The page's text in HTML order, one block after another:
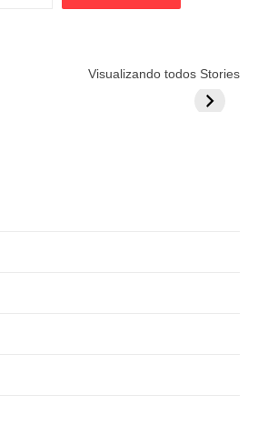
Visualizando todos Stories
Globo quer
Lesão
do